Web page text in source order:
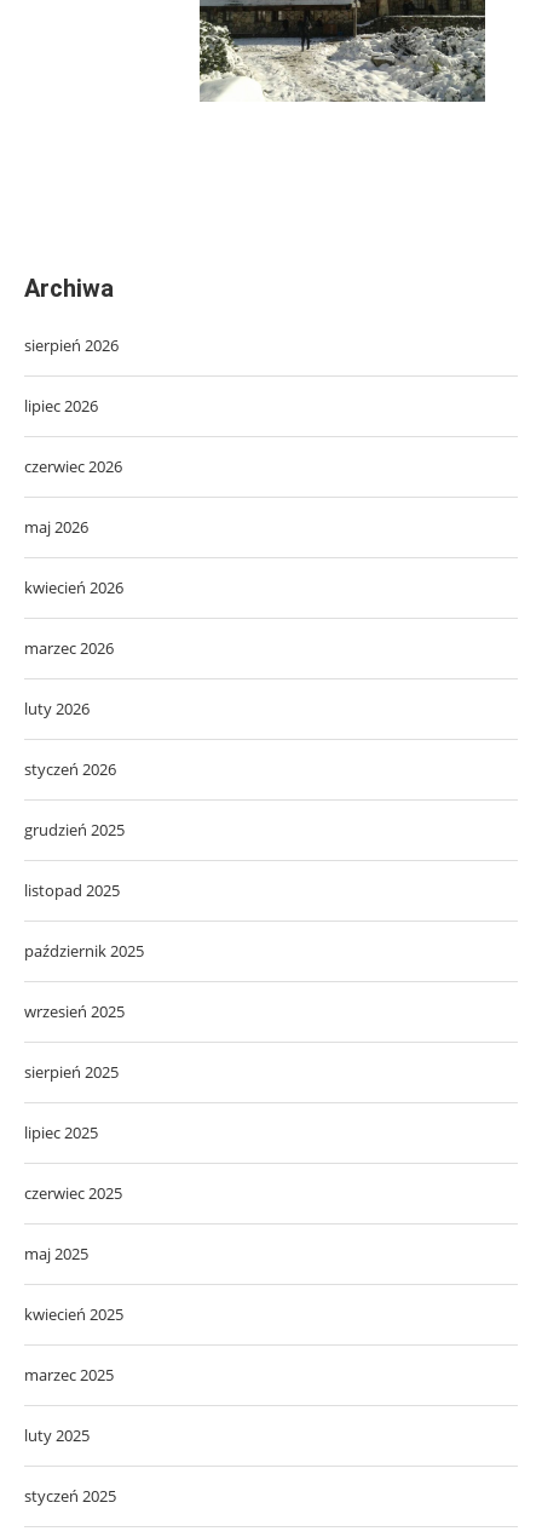
Archiwa
sierpień 2026
lipiec 2026
czerwiec 2026
maj 2026
kwiecień 2026
marzec 2026
luty 2026
styczeń 2026
grudzień 2025
listopad 2025
październik 2025
wrzesień 2025
sierpień 2025
lipiec 2025
czerwiec 2025
maj 2025
kwiecień 2025
marzec 2025
luty 2025
styczeń 2025